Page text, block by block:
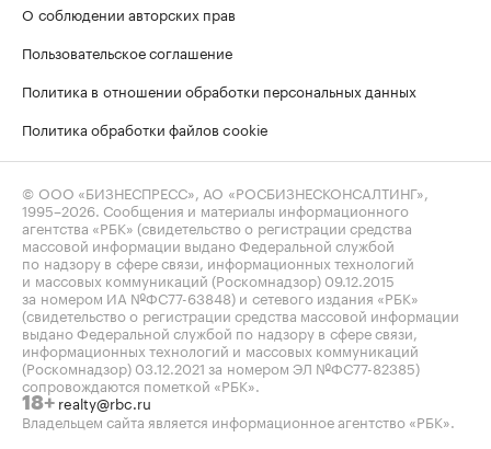
О соблюдении авторских прав
Пользовательское соглашение
Политика в отношении обработки персональных данных
Политика обработки файлов cookie
© ООО «БИЗНЕСПРЕСС», АО «РОСБИЗНЕСКОНСАЛТИНГ»,
1995–2026 . Сообщения и материалы информационного
агентства «РБК» (свидетельство о регистрации средства
массовой информации выдано Федеральной службой
по надзору в сфере связи, информационных технологий
и массовых коммуникаций (Роскомнадзор) 09.12.2015
за номером ИА №ФС77-63848) и сетевого издания «РБК»
(свидетельство о регистрации средства массовой информации
выдано Федеральной службой по надзору в сфере связи,
информационных технологий и массовых коммуникаций
(Роскомнадзор) 03.12.2021 за номером ЭЛ №ФС77-82385)
сопровождаются пометкой «РБК».
18+ realty@rbc.ru
Владельцем сайта является информационное агентство «РБК».